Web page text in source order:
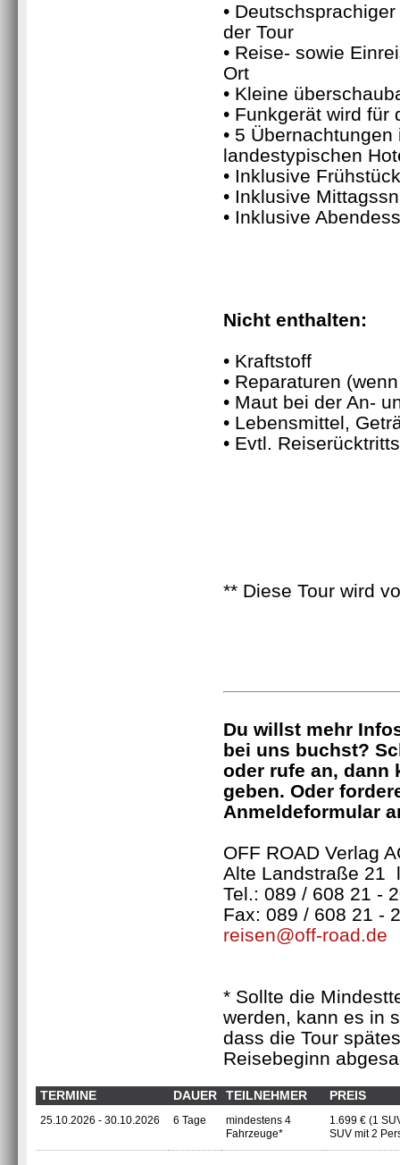
•
der Tour
• Reise- sowie
Ort
• Kleine
• Funkgerät wird für
• 5
landestypischen
• Inklusive Frühstück
• Inklusive
• Inklusive
Nicht enthalten:
• Kraftstoff
• Reparaturen
• Maut bei der An-
• Lebensmittel,
• Evtl.
** Diese Tour wird
Du willst mehr
bei uns buchst?
oder rufe an, dann
geben. Oder
Anmeldeformular
OFF ROAD Verlag
Alte Landstraße 21
Tel.: 089 / 608 21 -
Fax: 089 / 608 21 -
reisen@off-road.de
* Sollte die
werden, kann es in
dass die Tour
Reisebeginn
TERMINE DAUER TEILNEHMER PREIS
25.10.2026 - 30.10.2026 6 Tage
mindestens 4
Fahrzeuge*
1.699 € (1
SUV mit 2